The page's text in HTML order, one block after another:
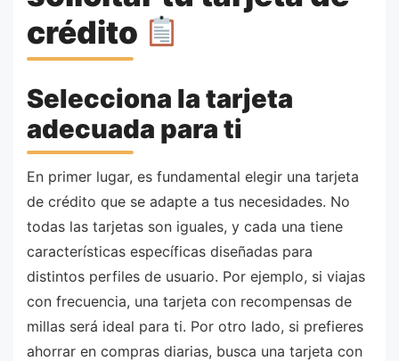
crédito
Selecciona la tarjeta
adecuada para ti
En primer lugar, es fundamental elegir una tarjeta
de crédito que se adapte a tus necesidades. No
todas las tarjetas son iguales, y cada una tiene
características específicas diseñadas para
distintos perfiles de usuario. Por ejemplo, si viajas
con frecuencia, una tarjeta con recompensas de
millas será ideal para ti. Por otro lado, si prefieres
ahorrar en compras diarias, busca una tarjeta con